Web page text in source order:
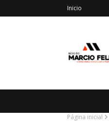
Inicio
Página inicial